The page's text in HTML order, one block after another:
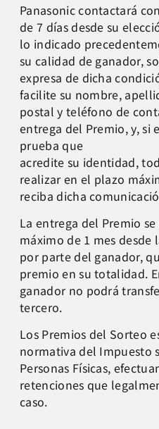
Panasonic contactará
de 7 días desde su
lo indicado
su calidad de ganador,
expresa de dicha
facilite su nombre,
postal y teléfono de
entrega del Premio, y, si
prueba que
acredite su identidad,
realizar en el plazo
reciba dicha
La entrega del Premio
máximo de 1 mes
por parte del ganador,
premio en su totalidad.
ganador no podrá
tercero.
Los Premios del Sorteo
normativa del Impuesto
Personas Físicas,
retenciones que
caso.